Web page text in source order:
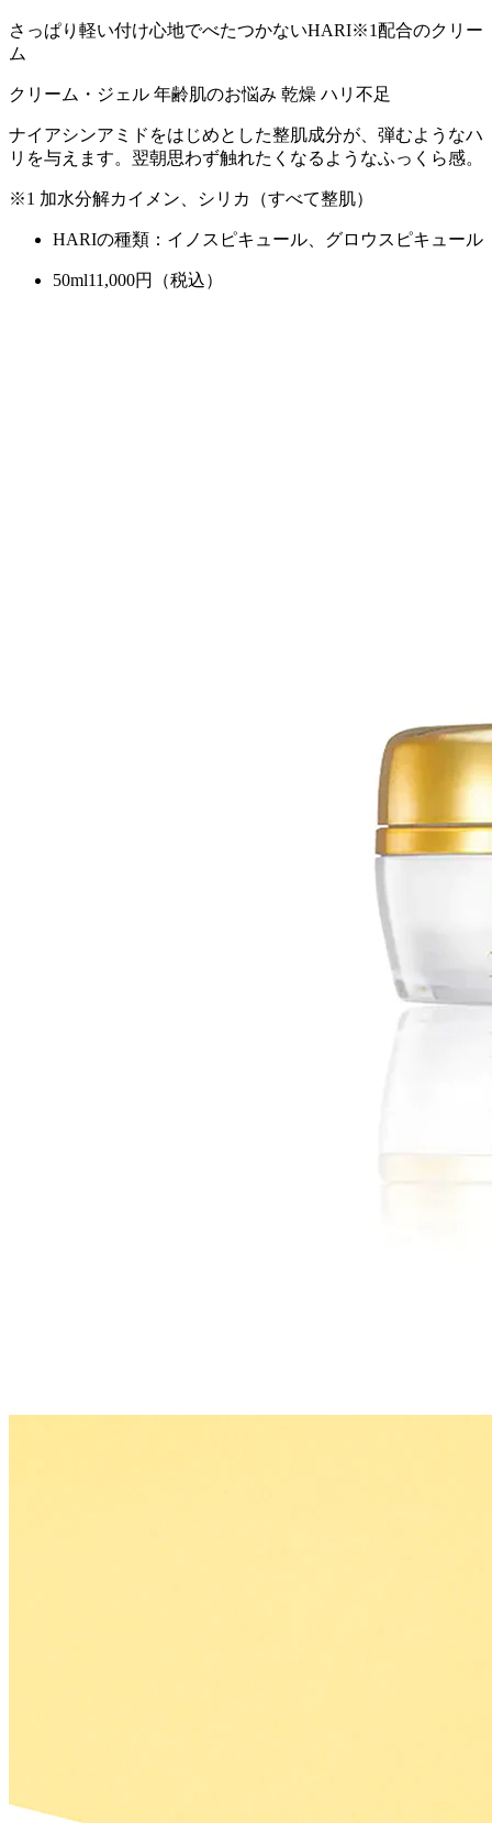
さっぱり軽い付け心地でべたつかないHARI※1配合のクリー
ム
クリーム・ジェル 年齢肌のお悩み 乾燥 ハリ不足
ナイアシンアミドをはじめとした整肌成分が、弾むようなハ
リを与えます。翌朝思わず触れたくなるようなふっくら感。
※1 加水分解カイメン、シリカ（すべて整肌）
HARIの種類：イノスピキュール、グロウスピキュール
50ml11,000円（税込）